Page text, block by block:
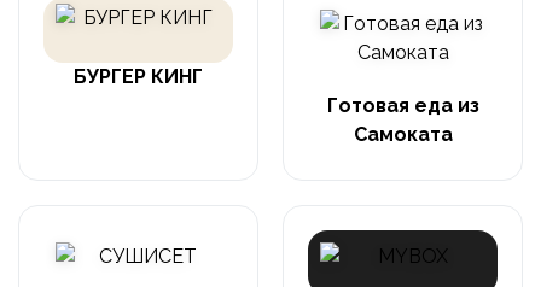
БУРГЕР КИНГ
Готовая еда из
Самоката